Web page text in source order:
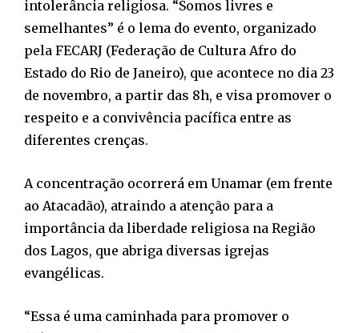
intolerância religiosa. “Somos livres e
semelhantes” é o lema do evento, organizado
pela FECARJ (Federação de Cultura Afro do
Estado do Rio de Janeiro), que acontece no dia 23
de novembro, a partir das 8h, e visa promover o
respeito e a convivência pacífica entre as
diferentes crenças.
A concentração ocorrerá em Unamar (em frente
ao Atacadão), atraindo a atenção para a
importância da liberdade religiosa na Região
dos Lagos, que abriga diversas igrejas
evangélicas.
“Essa é uma caminhada para promover o